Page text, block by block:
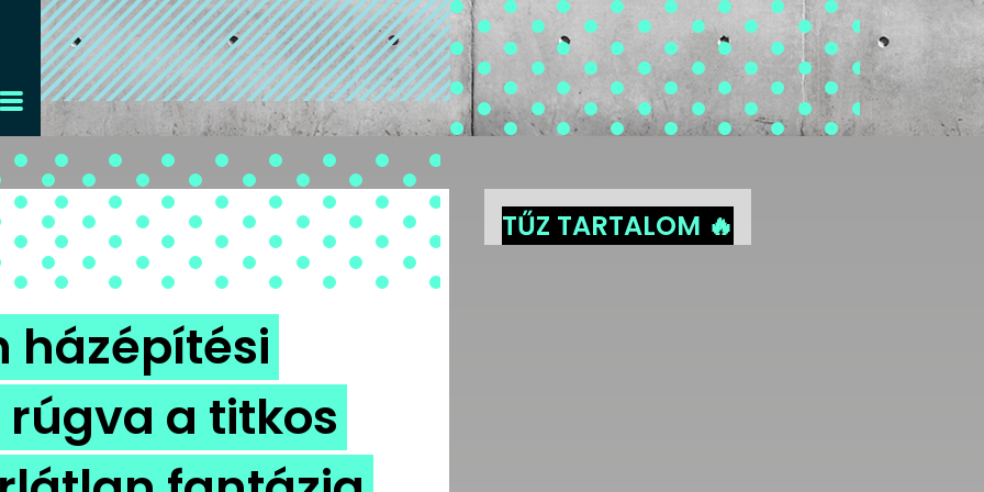
házépítési
a titkos
TŰZ TARTALOM 🔥